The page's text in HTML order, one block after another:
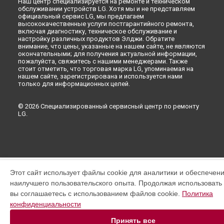
обслуживании устройств LG. Хотя мы и не представляем
официальный сервис LG, мы предлагаем
высококачественные услуги постгарантийного ремонта,
включая диагностику, техническое обслуживание и
настройку различных продуктов Элджи. Обратите
внимание, что цены, указанные на нашем сайте, не являются
окончательными; для получения актуальной информации,
пожалуйста, свяжитесь с нашими менеджерами. Также
стоит отметить, что торговая марка LG, упоминаемая на
нашем сайте, зарегистрирована и используется нами
только для информационных целей.
© 2026 Специализированный сервисный центр по ремонту
LG.
Этот сайт использует файлы cookie для аналитики и
наилучшего пользовательского опыта. Продолжая использовать
вы соглашаетесь с использованием файлов cookie. Политика
конфиденциальности
Принять все